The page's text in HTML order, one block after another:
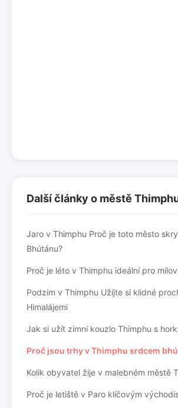
Další články o městě
Jaro v Thimphu Proč je toto město
Bhútánu?
Proč je léto v Thimphu ideální pro
Podzim v Thimphu Užijte si klidné
Himalájemi
Jak si užít zimní kouzlo Thimphu s
Proč jsou trhy v Thimphu srdcem
Kolik obyvatel žije v malebném městě
Proč je letiště v Paro klíčovým